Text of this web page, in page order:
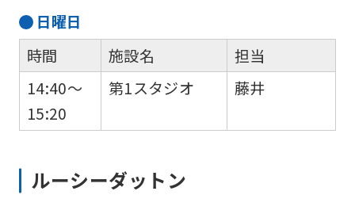
日曜日
時間
14:40～
15:20
施設名
第1スタジオ
担当
藤井
ルーシーダットン